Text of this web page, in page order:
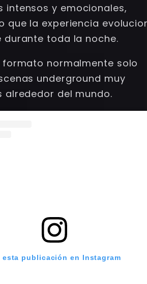
intensos y emocionales,
que la experiencia
durante toda la noche.
formato normalmente solo
underground muy
alrededor del mundo.
esta publicación en Instagram